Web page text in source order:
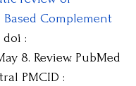
Complement
doi :
8. Review. PubMed
PMCID :